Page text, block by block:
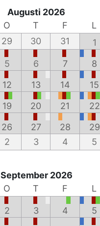
Augusti 2026
O T F L
29 30 31 1
5 6 7 8
12 13 14 15
19 20 21 22
26 27 28 29
2 3 4 5
September 2026
O T F L
2 3 4 5